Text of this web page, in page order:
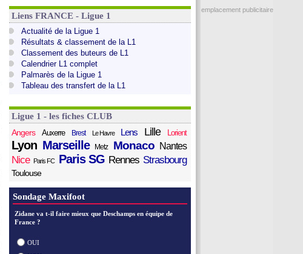
Liens FRANCE - Ligue 1
Actualité de la Ligue 1
Résultats & classement de la L1
Classement des buteurs de L1
Calendrier L1 complet
Palmarès de la Ligue 1
Tableau des transfert de la L1
Ligue 1 - les fiches CLUB
Angers
Auxerre Brest Le Havre Lens Lille Lorient
Lyon Marseille Metz Monaco Nantes
Nice Paris FC Paris SG Rennes Strasbourg
Toulouse
Sondage Maxifoot
Zidane va t-il faire mieux que Deschamps en équipe de
France ?
OUI
emplacement publicitaire